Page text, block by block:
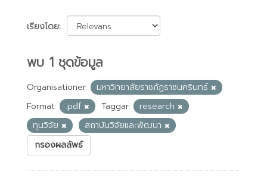
เรียงโดย
พบ 1 ชุดข้อมูล
Organisationer:
มหาวิทยาลัยราชภัฏราชนครินทร์
Format:
.pdf Taggar:
research
ทุนวิจัย
สถาบันวิจัยและพัฒนา
กรองผลลัพธ์